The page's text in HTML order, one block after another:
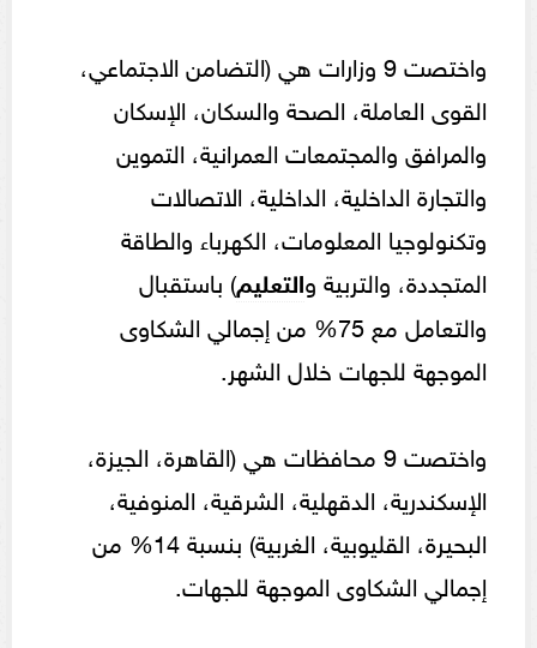
واختصت 9 وزارات هي (التضامن الاجتماعي،
القوى العاملة، الصحة والسكان، الإسكان
والمرافق والمجتمعات العمرانية، التموين
والتجارة الداخلية، الداخلية، الاتصالات
وتكنولوجيا المعلومات، الكهرباء والطاقة
المتجددة، والتربية والتعليم) باستقبال
والتعامل مع 75% من إجمالي الشكاوى
الموجهة للجهات خلال الشهر.
واختصت 9 محافظات هي (القاهرة، الجيزة،
الإسكندرية، الدقهلية، الشرقية، المنوفية،
البحيرة، القليوبية، الغربية) بنسبة 14% من
إجمالي الشكاوى الموجهة للجهات.